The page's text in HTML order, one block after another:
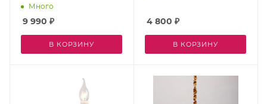
Много
9 990 ₽
В КОРЗИНУ
4 800 ₽
В КОРЗИНУ